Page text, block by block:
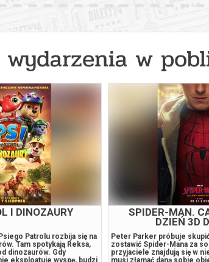
w
I DINOZAURY
Patrolu rozbija się na
Tam spotykają Reksa,
dinozaurów. Gdy
eksploatuje wyspę, budzi
SPIDER-MAN.
DZIEŃ 3D
Peter Parker próbuje
zostawić Spider-Mana za
przyjaciele znajdują się w
musi złamać daną sobie